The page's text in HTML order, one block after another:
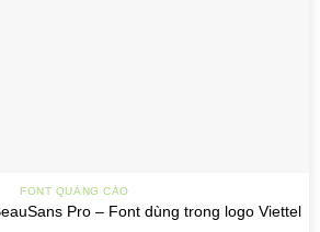
FONT QUẢNG CÁO
Pro – Font dùng trong logo Viettel